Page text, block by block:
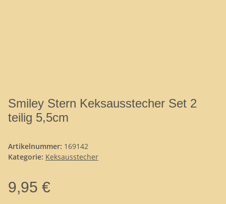
Smiley Stern Keksausstecher Set 2
teilig 5,5cm
Artikelnummer: 169142
Kategorie: Keksausstecher
9,95 €